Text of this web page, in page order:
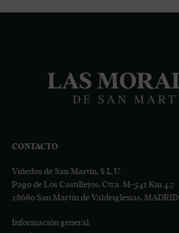
CONTACTO
Viñedos de San Martín, S.L.U.
Pago de Los Castillejos, Ctra. M-541 Km 4,7
28680 San Martín de Valdeiglesias, MADRID
Información general: